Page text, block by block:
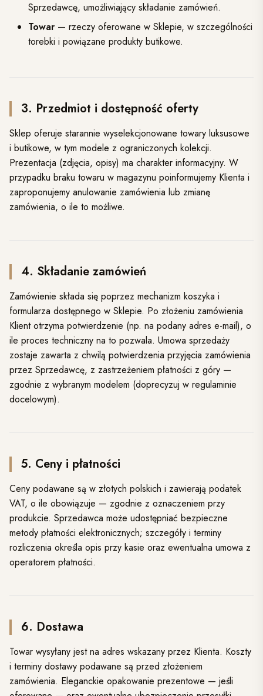
Sprzedawcę, umożliwiający składanie zamówień.
Towar — rzeczy oferowane w Sklepie, w szczególności
torebki i powiązane produkty butikowe.
3. Przedmiot i dostępność oferty
Sklep oferuje starannie wyselekcjonowane towary luksusowe
i butikowe, w tym modele z ograniczonych kolekcji.
Prezentacja (zdjęcia, opisy) ma charakter informacyjny. W
przypadku braku towaru w magazynu poinformujemy Klienta i
zaproponujemy anulowanie zamówienia lub zmianę
zamówienia, o ile to możliwe.
4. Składanie zamówień
Zamówienie składa się poprzez mechanizm koszyka i
formularza dostępnego w Sklepie. Po złożeniu zamówienia
Klient otrzyma potwierdzenie (np. na podany adres e-mail), o
ile proces techniczny na to pozwala. Umowa sprzedaży
zostaje zawarta z chwilą potwierdzenia przyjęcia zamówienia
przez Sprzedawcę, z zastrzeżeniem płatności z góry —
zgodnie z wybranym modelem (doprecyzuj w regulaminie
docelowym).
5. Ceny i płatności
Ceny podawane są w złotych polskich i zawierają podatek
VAT, o ile obowiązuje — zgodnie z oznaczeniem przy
produkcie. Sprzedawca może udostępniać bezpieczne
metody płatności elektronicznych; szczegóły i terminy
rozliczenia określa opis przy kasie oraz ewentualna umowa z
operatorem płatności.
6. Dostawa
Towar wysyłany jest na adres wskazany przez Klienta. Koszty
i terminy dostawy podawane są przed złożeniem
zamówienia. Eleganckie opakowanie prezentowe — jeśli